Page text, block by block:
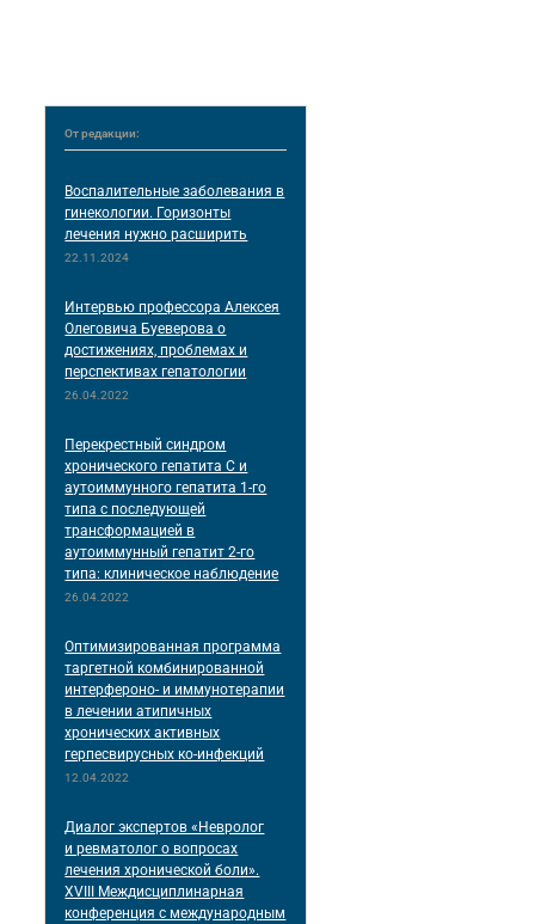
От редакции:
Воспалительные заболевания в
гинекологии. Горизонты
лечения нужно расширить
22.11.2024
Интервью профессора Алексея
Олеговича Буеверова о
достижениях, проблемах и
перспективах гепатологии
26.04.2022
Перекрестный синдром
хронического гепатита С и
аутоиммунного гепатита 1-го
типа с последующей
трансформацией в
аутоиммунный гепатит 2-го
типа: клиническое наблюдение
26.04.2022
Оптимизированная программа
таргетной комбинированной
интерфероно- и иммунотерапии
в лечении атипичных
хронических активных
герпесвирусных ко-инфекций
12.04.2022
Диалог экспертов «Невролог
и ревматолог о вопросах
лечения хронической боли».
XVIII Междисциплинарная
конференция c международным